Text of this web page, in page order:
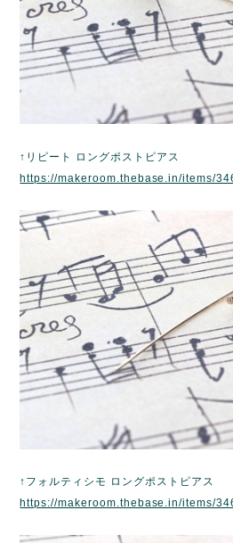
↑リピート ロングポストピアス
https://makeroom.thebase.in/items/
↑フォルティシモ ロングポストピアス
https://makeroom.thebase.in/items/